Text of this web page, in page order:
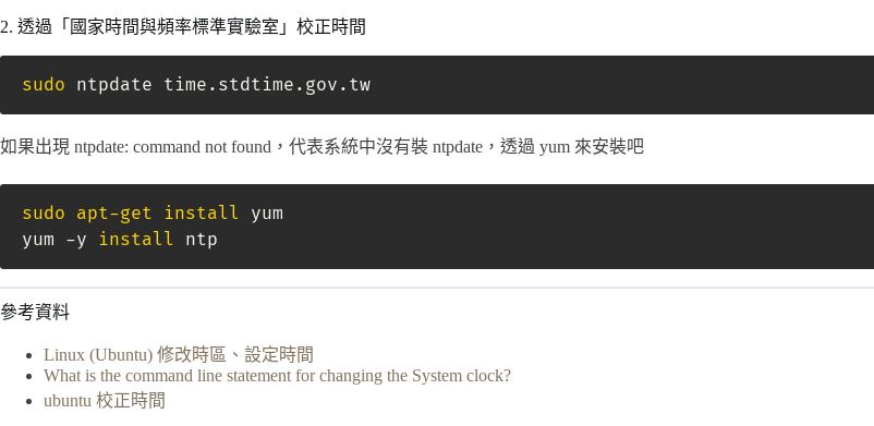
2. 透過「國家時間與頻率標準實驗室」校正時間
sudo ntpdate time.stdtime.gov.tw
如果出現 ntpdate: command not found，代表系統中沒有裝 ntpdate，透過 yum 來安裝吧
sudo apt-get install yum
yum -y install ntp
參考資料
Linux (Ubuntu) 修改時區、設定時間
What is the command line statement for changing the System clock?
ubuntu 校正時間